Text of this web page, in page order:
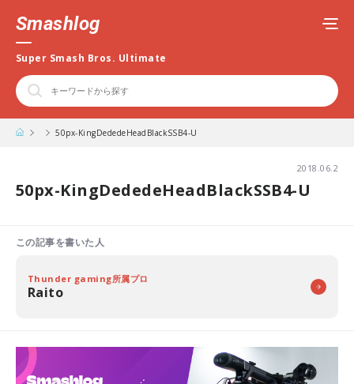
Smashlog
Super Smash Bros. Ultimate
50px-KingDededeHeadBlackSSB4-U
2018.06.2
50px-KingDededeHeadBlackSSB4-U
この記事を書いた人
Thunder gaming所属プロ
Raito